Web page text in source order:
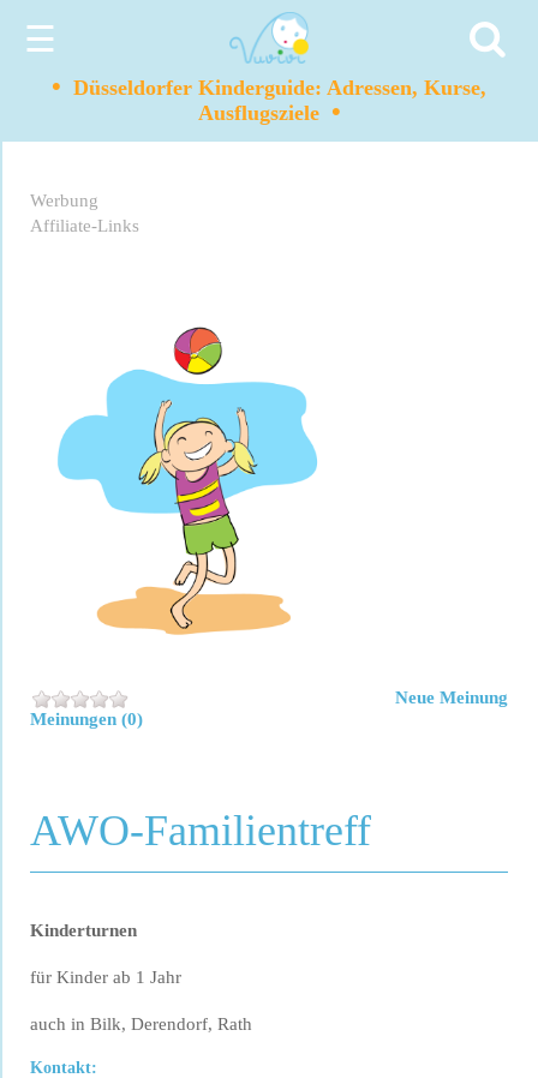
☰
• Düsseldorfer Kinderguide: Adressen, Kurse,
Ausflugsziele •
Werbung
Affiliate-Links
Meinungen (0)
Neue Meinung
AWO-Familientreff
Kinderturnen
für Kinder ab 1 Jahr
auch in Bilk, Derendorf, Rath
Kontakt: